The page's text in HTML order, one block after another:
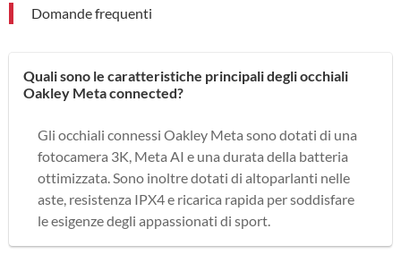
Domande frequenti
Quali sono le caratteristiche principali degli occhiali
Oakley Meta connected?
Gli occhiali connessi Oakley Meta sono dotati di una
fotocamera 3K, Meta AI e una durata della batteria
ottimizzata. Sono inoltre dotati di altoparlanti nelle
aste, resistenza IPX4 e ricarica rapida per soddisfare
le esigenze degli appassionati di sport.